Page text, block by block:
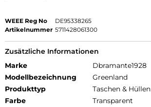
WEEE Reg No
DE95338265
Artikelnummer 5711428061300
Zusätzliche Informationen
Marke
Dbramante1928
Modellbezeichnung
Greenland
Produkttyp
Taschen & Hüllen
Farbe
Transparent